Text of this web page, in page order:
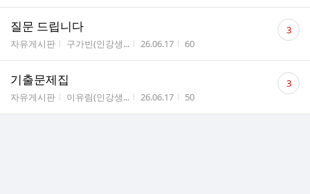
질문 드립니다
게시판명
자유게시판 작성자
구가빈(인강생... 작성시간
26.06.17 조회수
60
댓
글 3
기출문제집
게시판명
자유게시판 작성자
이유림(인강생... 작성시간
26.06.17 조회수
50
댓
글 3